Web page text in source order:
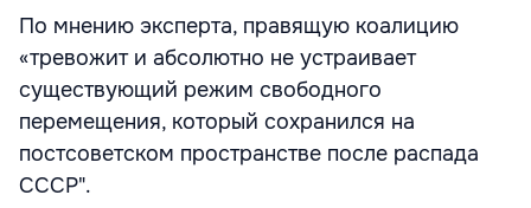
По мнению эксперта, правящую коалицию
«тревожит и абсолютно не устраивает
существующий режим свободного
перемещения, который сохранился на
постсоветском пространстве после распада
СССР".